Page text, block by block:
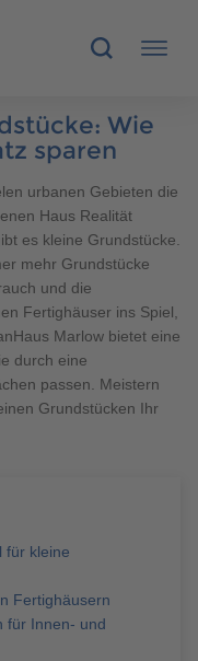
Wie
sparen
urbanen Gebieten die
Haus Realität
es kleine Grundstücke.
mehr Grundstücke
und die
Fertighäuser ins Spiel,
Marlow bietet eine
durch eine
passen. Meistern
Grundstücken Ihr
für kleine
Fertighäusern
für Innen- und